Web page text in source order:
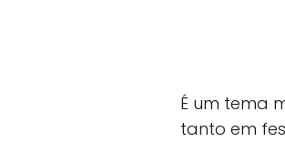
É um tema
tanto em